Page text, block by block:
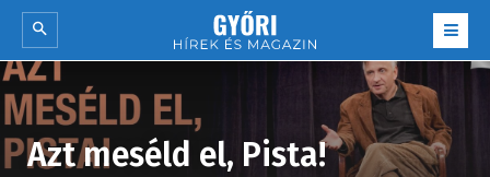
Azt meséld el, Pista!